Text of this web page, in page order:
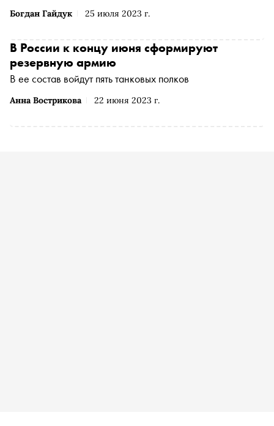
Богдан Гайдук 25 июля 2023 г.
Анна Вострикова 22 июня 2023 г.
В России к концу июня сформируют
резервную армию
В ее состав войдут пять танковых полков